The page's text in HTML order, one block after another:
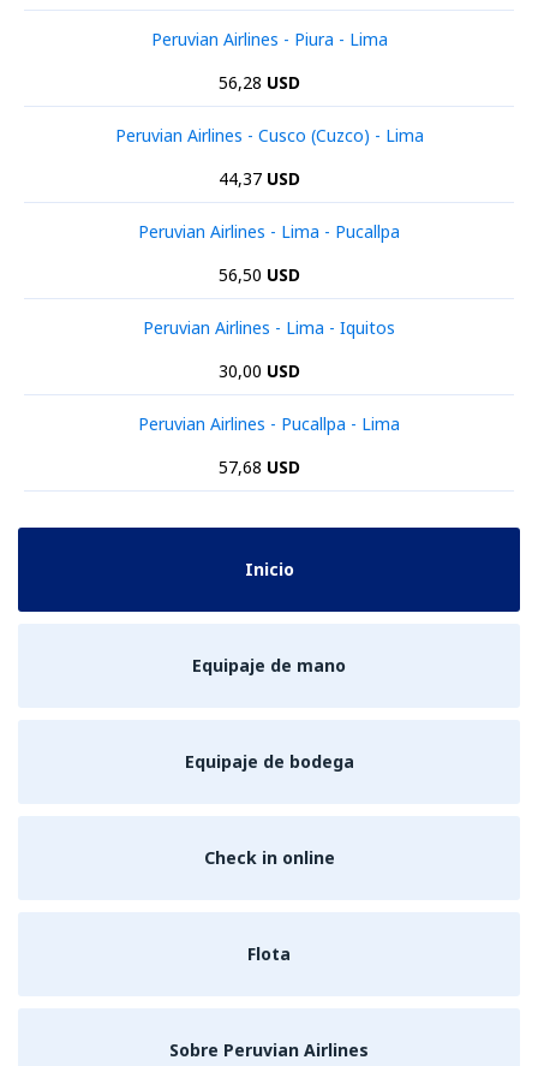
Peruvian Airlines - Piura - Lima
56,28 USD
Peruvian Airlines - Cusco (Cuzco) - Lima
44,37 USD
Peruvian Airlines - Lima - Pucallpa
56,50 USD
Peruvian Airlines - Lima - Iquitos
30,00 USD
Peruvian Airlines - Pucallpa - Lima
57,68 USD
Inicio
Equipaje de mano
Equipaje de bodega
Check in online
Flota
Sobre Peruvian Airlines